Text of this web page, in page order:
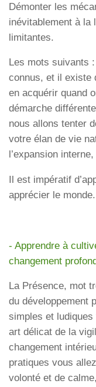
Démonter les
inévitablement à la
limitantes.
Les mots suivants
connus, et il existe
en acquérir quand
démarche
nous allons tenter
votre élan de vie
l’expansion
Il est impératif
apprécier le monde.
- Apprendre à
changement
La Présence, mot
du développement
simples et
art délicat de la
changement
pratiques vous
volonté et de